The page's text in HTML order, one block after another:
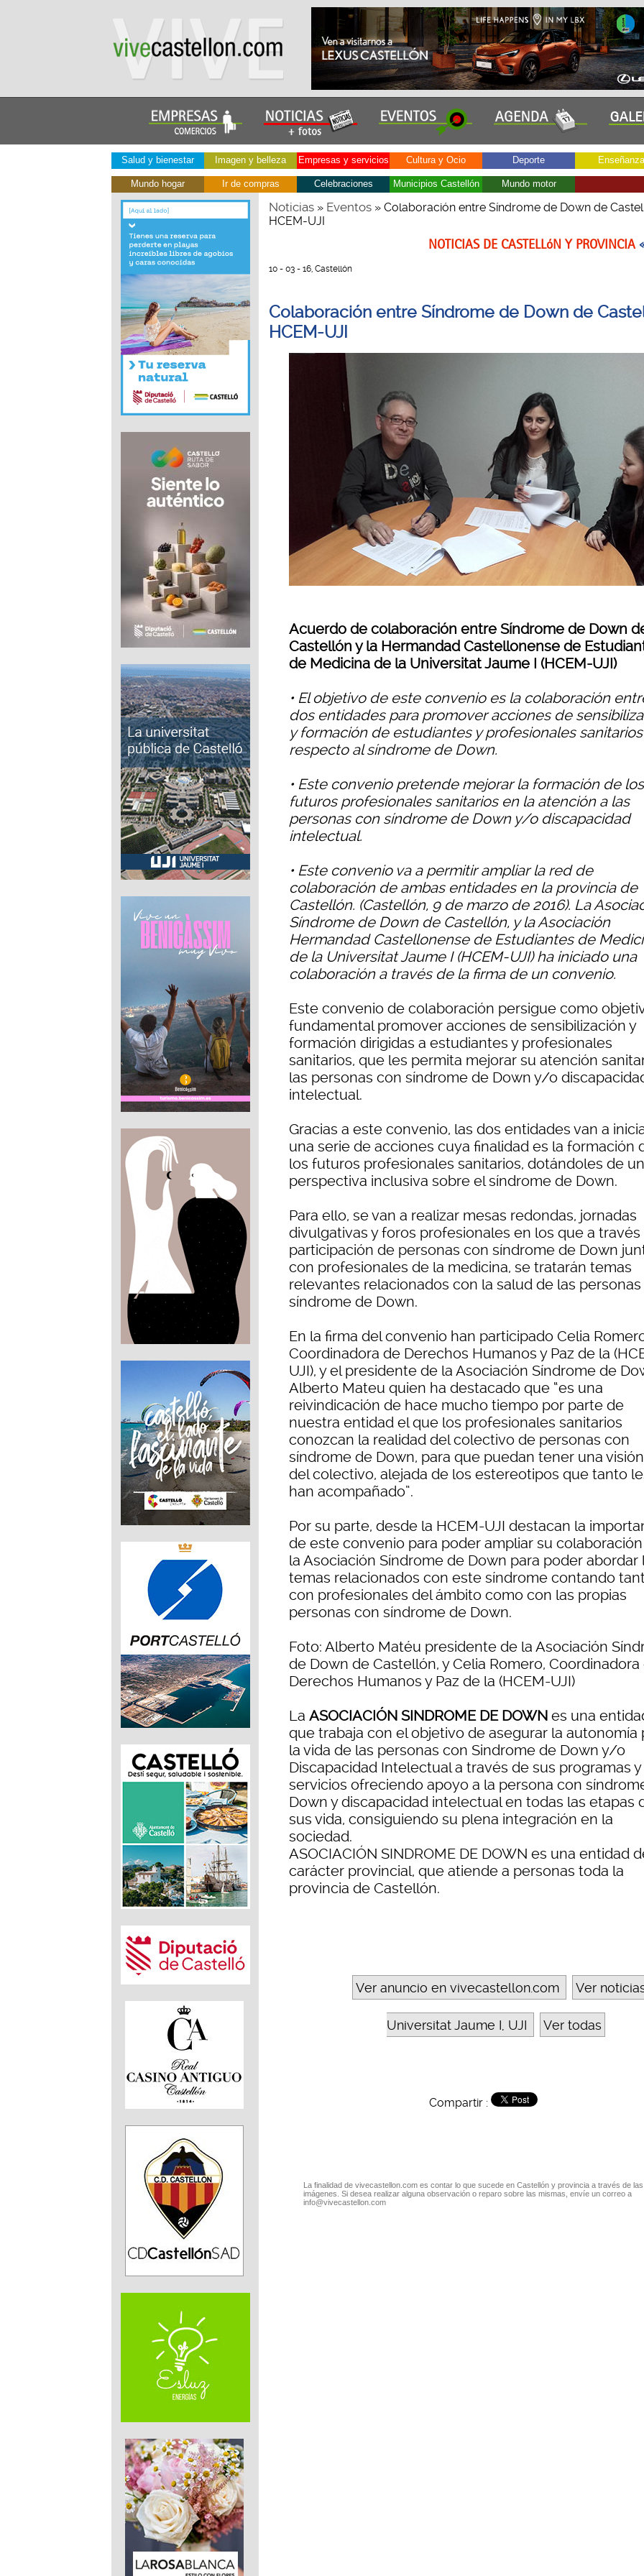
Salud y bienestar Imagen y belleza Empresas y servicios Cultura y Ocio Deporte Enseñanza
Mundo hogar Ir de compras Celebraciones Municipios Castellón Mundo motor
Noticias» Eventos» Colaboración entre Síndrome de Down de
HCEM-UJI
NOTICIAS DE CASTELLóN Y PROVINCIA
10 - 03 - 16, Castellón
Colaboración entre Síndrome de Down de
HCEM-UJI
Acuerdo de colaboración entre Síndrome de Down
Castellón y la Hermandad Castellonense de
de Medicina de la Universitat Jaume I (HCEM-UJI)
• El objetivo de este convenio es la colaboración
dos entidades para promover acciones de
y formación de estudiantes y profesionales sanitarios
respecto al síndrome de Down.
• Este convenio pretende mejorar la formación de los
futuros profesionales sanitarios en la atención a las
personas con síndrome de Down y/o discapacidad
intelectual.
• Este convenio va a permitir ampliar la red de
colaboración de ambas entidades en la provincia de
Castellón. (Castellón, 9 de marzo de 2016). La
Síndrome de Down de Castellón, y la Asociación
Hermandad Castellonense de Estudiantes de
de la Universitat Jaume I (HCEM-UJI) ha iniciado una
colaboración a través de la firma de un convenio.
Este convenio de colaboración persigue como
fundamental promover acciones de sensibilización y
formación dirigidas a estudiantes y profesionales
sanitarios, que les permita mejorar su atención
las personas con síndrome de Down y/o
intelectual.
Gracias a este convenio, las dos entidades van a
una serie de acciones cuya finalidad es la formación
los futuros profesionales sanitarios, dotándoles de
perspectiva inclusiva sobre el síndrome de Down.
Para ello, se van a realizar mesas redondas, jornadas
divulgativas y foros profesionales en los que a través
participación de personas con síndrome de Down
con profesionales de la medicina, se tratarán temas
relevantes relacionados con la salud de las
síndrome de Down.
En la firma del convenio han participado Celia
Coordinadora de Derechos Humanos y Paz de la
UJI), y el presidente de la Asociación Síndrome de
Alberto Mateu quien ha destacado que “es una
reivindicación de hace mucho tiempo por parte de
nuestra entidad el que los profesionales sanitarios
conozcan la realidad del colectivo de personas con
síndrome de Down, para que puedan tener una
del colectivo, alejada de los estereotipos que tanto
han acompañado”.
Por su parte, desde la HCEM-UJI destacan la
de este convenio para poder ampliar su
la Asociación Síndrome de Down para poder abordar
temas relacionados con este síndrome contando
con profesionales del ámbito como con las propias
personas con síndrome de Down.
Foto: Alberto Matéu presidente de la Asociación
de Down de Castellón, y Celia Romero, Coordinadora
Derechos Humanos y Paz de la (HCEM-UJI)
La ASOCIACIÓN SINDROME DE DOWN es una
que trabaja con el objetivo de asegurar la autonomía
la vida de las personas con Sindrome de Down y/o
Discapacidad Intelectual a través de sus programas y
servicios ofreciendo apoyo a la persona con
Down y discapacidad intelectual en todas las etapas
sus vida, consiguiendo su plena integración en la
sociedad.
ASOCIACIÓN SINDROME DE DOWN es una entidad
carácter provincial, que atiende a personas toda la
provincia de Castellón.
Ver anuncio en vivecastellon.com Ver
Universitat Jaume I, UJI Ver todas
Compartir :
La finalidad de vivecastellon.com es contar lo que sucede en Castellón y provincia a través de las
imágenes. Si desea realizar alguna observación o reparo sobre las mismas, envíe un correo a
info@vivecastellon.com